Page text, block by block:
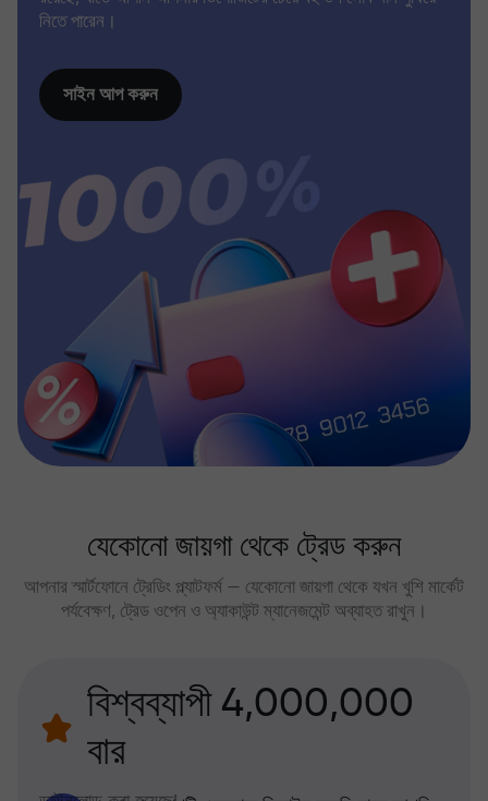
নিতে পারেন।
সাইন আপ করুন
যেকোনো জায়গা থেকে ট্রেড করুন
আপনার স্মার্টফোনে ট্রেডিং প্ল্যাটফর্ম — যেকোনো জায়গা থেকে যখন খুশি মার্কেট
পর্যবেক্ষণ, ট্রেড ওপেন ও অ্যাকাউন্ট ম্যানেজমেন্ট অব্যাহত রাখুন।
বিশ্বব্যাপী 4,000,000
বার